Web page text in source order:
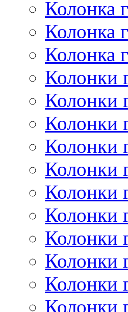
Колонка
Колонка
Колонка
Колонки
Колонки
Колонки
Колонки
Колонки
Колонки
Колонки
Колонки
Колонки
Колонки
Колонки